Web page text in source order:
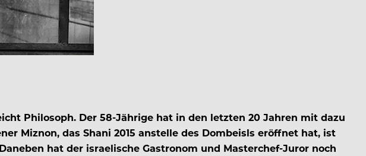
Philosoph. Der 58-Jährige hat in den letzten 20 Jahren mit dazu
Miznon, das Shani 2015 anstelle des Dombeisls eröffnet hat, ist
hat der israelische Gastronom und Masterchef-Juror noch